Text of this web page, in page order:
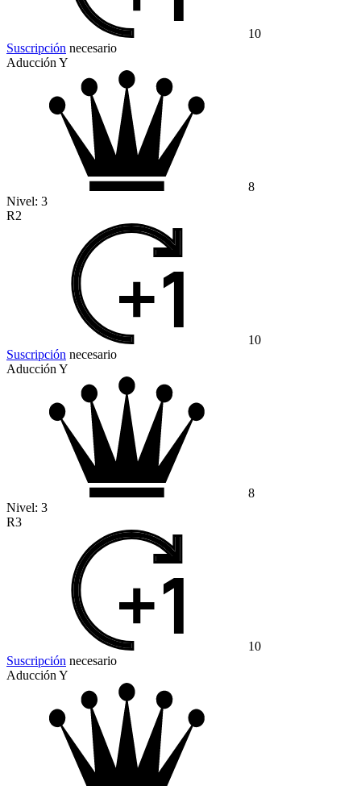
10
Suscripción necesario
Aducción Y
8
Nivel: 3
R2
10
Suscripción necesario
Aducción Y
8
Nivel: 3
R3
10
Suscripción necesario
Aducción Y